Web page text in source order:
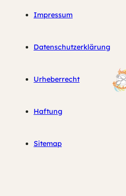
Impressum
Datenschutzerklärung
Urheberrecht
Haftung
Sitemap